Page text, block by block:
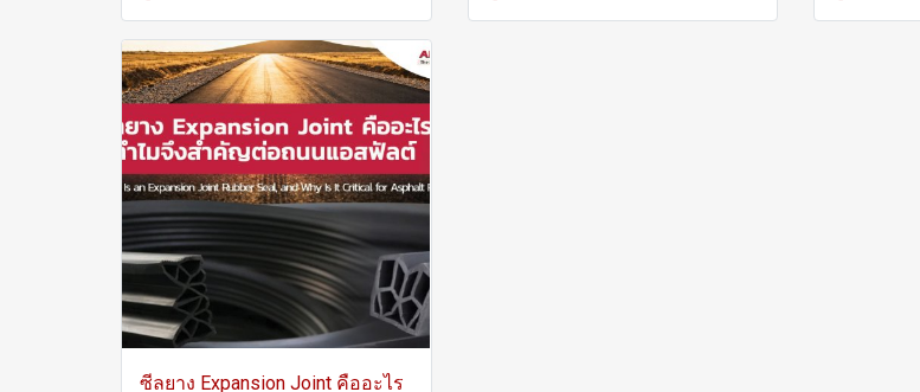
ซีลยาง Expansion Joint คืออะไร